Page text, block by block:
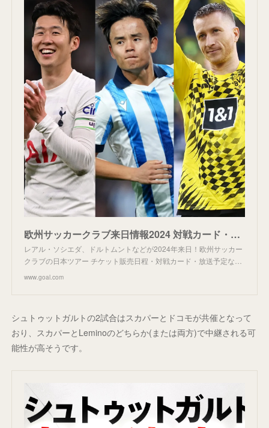
欧州サッカークラブ来日情報2024 対戦カード・キックオフ時間・チケット販売日程 | Goal.com 日本
レアル・ソシエダ、ドルトムントなどが2024年来日！欧州サッカー
クラブの日本ツアー チケット販売日程・対戦カード・放送予定な…
www.goal.com
シュトゥットガルトの2試合はスカパーとドコモが共催となって
おり、スカパーとLeminoのどちらか(または両方)で中継される可
能性が高そうです。